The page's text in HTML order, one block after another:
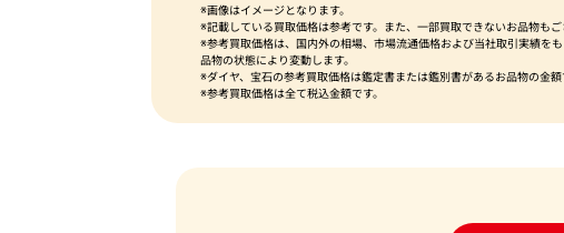
※画像はイメージとなります。
※記載している買取価格は参考です。また、一部買取できないお品物も
※参考買取価格は、国内外の相場、市場流通価格および当社取引実績を
品物の状態により変動します。
※ダイヤ、宝石の参考買取価格は鑑定書または鑑別書があるお品物の金額
※参考買取価格は全て税込金額です。